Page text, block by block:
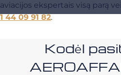
aviacijos ekspertais visą parą
1 44 09 91 82.
Kodėl